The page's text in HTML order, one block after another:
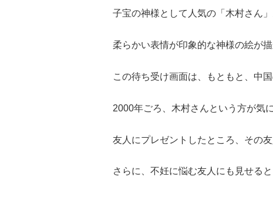
子宝の神様として人気の「木村さん」
柔らかい表情が印象的な神様の絵が
この待ち受け画面は、もともと、中
2000年ごろ、木村さんという方が気
友人にプレゼントしたところ、その友
さらに、不妊に悩む友人にも見せる